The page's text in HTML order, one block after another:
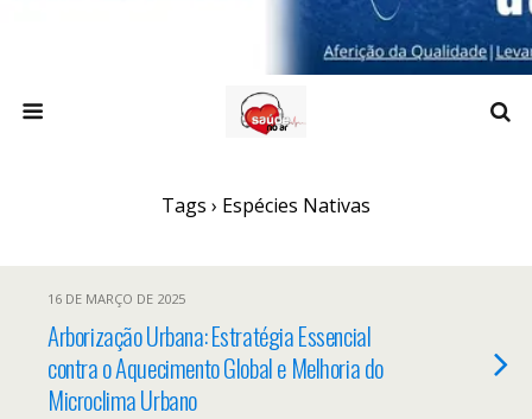
Tags › Espécies Nativas
16 DE MARÇO DE 2025
Arborização Urbana: Estratégia Essencial
contra o Aquecimento Global e Melhoria do
Microclima Urbano